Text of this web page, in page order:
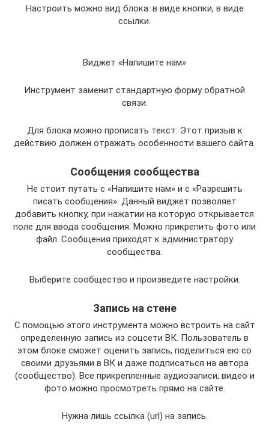
Настроить можно вид блока: в виде кнопки, в виде
ссылки.
Виджет «Напишите нам»
Инструмент заменит стандартную форму обратной
связи.
Для блока можно прописать текст. Этот призыв к
действию должен отражать особенности вашего сайта.
Сообщения сообщества
Не стоит путать с «Напишите нам» и с «Разрешить
писать сообщения». Данный виджет позволяет
добавить кнопку, при нажатии на которую открывается
поле для ввода сообщения. Можно прикрепить фото или
файл. Сообщения приходят к администратору
сообщества.
Выберите сообщество и произведите настройки.
Запись на стене
С помощью этого инструмента можно встроить на сайт
определенную запись из соцсети ВК. Пользователь в
этом блоке сможет оценить запись, поделиться ею со
своими друзьями в ВК и даже подписаться на автора
(сообщество). Все прикрепленные аудиозаписи, видео и
фото можно просмотреть прямо на сайте.
Нужна лишь ссылка (url) на запись.